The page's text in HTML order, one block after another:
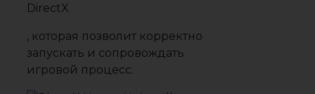
DirectX
, которая позволит корректно
запускать и сопровождать
игровой процесс.